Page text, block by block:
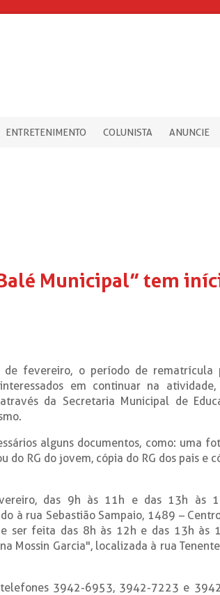
ENTRETENIMENTO COLUNISTA ANUNCIE
Municipal” tem
de fevereiro, o período de rematrícula
em continuar na
da Secretaria Municipal de
alguns documentos, como: uma
RG do jovem, cópia do RG dos pais e
das 9h às 11h e das 13h às
à rua Sebastião Sampaio, 1489 –
ser feita das 8h às 12h e das 13h às
Mossin Garcia", localizada à rua
3942-6953, 3942-7223 e